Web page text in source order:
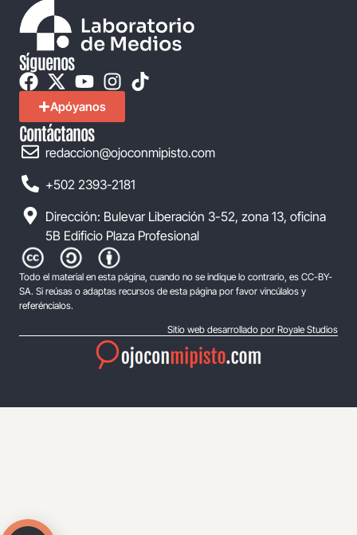
Síguenos
Apóyanos
Contáctanos
redaccion@ojoconmipisto.com
+502 2393-2181
Dirección: Bulevar Liberación 3-52, zona 13, oficina
5B Edificio Plaza Profesional
Todo el material en esta página, cuando no se indique lo contrario, es CC-BY-
SA. Si reúsas o adaptas recursos de esta página por favor vincúlalos y
referéncialos.
Sitio web desarrollado por Royale Studios